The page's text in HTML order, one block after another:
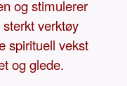
og stimulerer
verktøy
spirituell vekst
og glede.